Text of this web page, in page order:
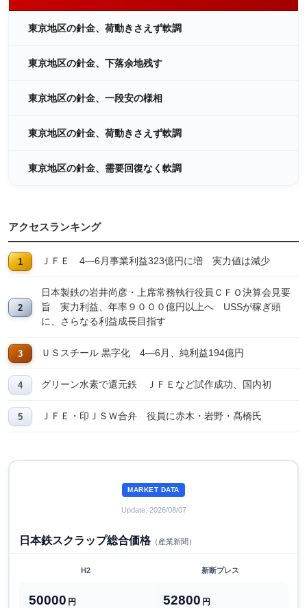
東京地区の針金、荷動きさえず軟調
東京地区の針金、下落余地残す
東京地区の針金、一段安の様相
東京地区の針金、荷動きさえず軟調
東京地区の針金、需要回復なく軟調
アクセスランキング
ＪＦＥ 4―6月事業利益323億円に増 実力値は減少
日本製鉄の岩井尚彦・上席常務執行役員ＣＦＯ決算会見要
旨 実力利益、年率９０００億円以上へ USSが稼ぎ頭
に、さらなる利益成長目指す
ＵＳスチール 黒字化 4―6月、純利益194億円
グリーン水素で還元鉄 ＪＦＥなど試作成功、国内初
ＪＦＥ・印ＪＳＷ合弁 役員に赤木・岩野・髙橋氏
MARKET DATA
Update: 2026/08/07
日本鉄スクラップ総合価格（産業新聞）
H2 新断プレス
50000 円 52800 円